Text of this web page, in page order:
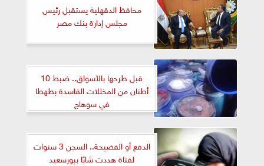
محافظ الدقهلية يستقبل رئيس
مجلس إدارة بنك مصر
قبل طرحها بالأسواق.. ضبط 10
أطنان من المخللات الفاسدة بطهطا
في سوهاج
الدفع أو الفضيحة.. السجن 3 سنوات
لفتاة هددت شابًا ببورسعيد